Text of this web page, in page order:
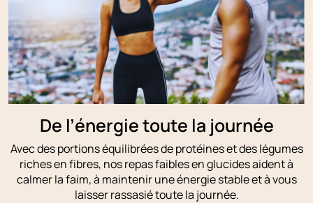
De l’énergie toute la journée
Avec des portions équilibrées de protéines et des légumes
riches en fibres, nos repas faibles en glucides aident à
calmer la faim, à maintenir une énergie stable et à vous
laisser rassasié toute la journée.